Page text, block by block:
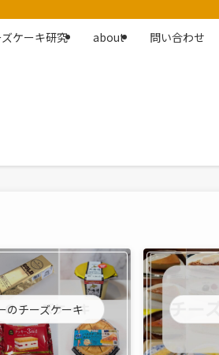
ケーキ研究 about 問い合わせ
のチーズケーキ